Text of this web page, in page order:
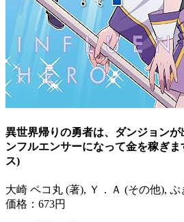
異世界帰りの勇者は、ダンジョン
ンフルエンサーになって金を稼ぎ
ス)
大崎 ペコ丸 (著), Ｙ．Ａ (その他),
価格：673円